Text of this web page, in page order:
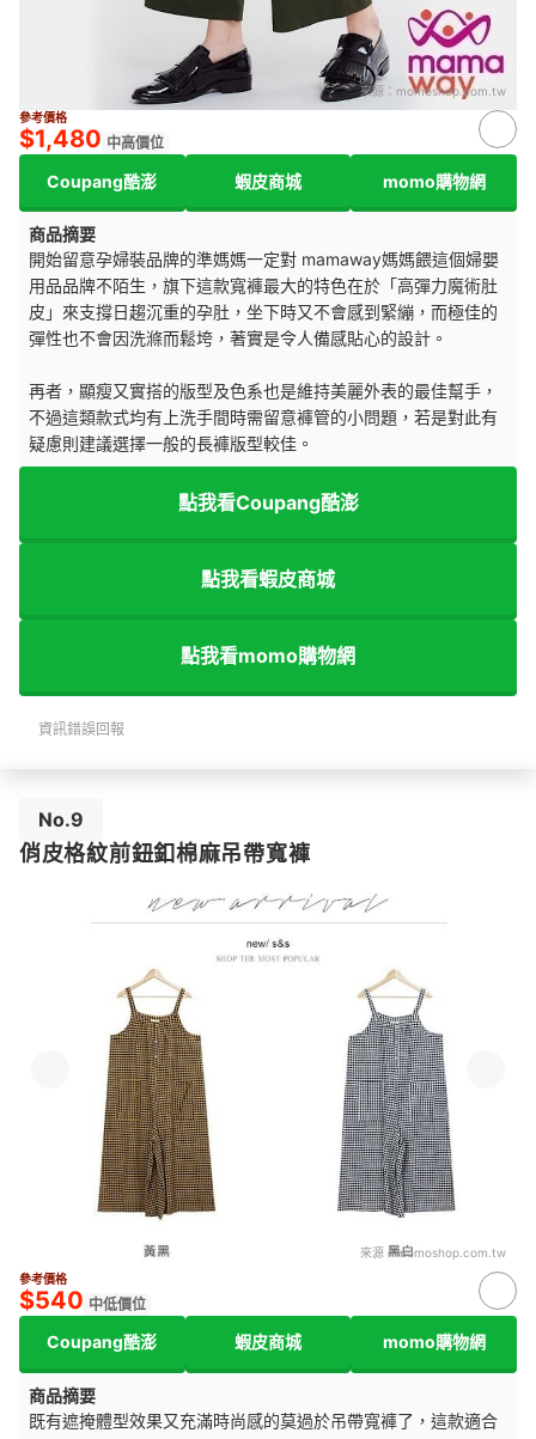
來源： momoshop.com.tw
參考價格
$1,480 中高價位
Coupang酷澎 蝦皮商城 momo購物網
商品摘要
開始留意孕婦裝品牌的準媽媽一定對 mamaway媽媽餵這個婦嬰
用品品牌不陌生，旗下這款寬褲最大的特色在於「高彈力魔術肚
皮」來支撐日趨沉重的孕肚，坐下時又不會感到緊繃，而極佳的
彈性也不會因洗滌而鬆垮，著實是令人備感貼心的設計。
再者，顯瘦又實搭的版型及色系也是維持美麗外表的最佳幫手，
不過這類款式均有上洗手間時需留意褲管的小問題，若是對此有
疑慮則建議選擇一般的長褲版型較佳。
點我看Coupang酷澎
點我看蝦皮商城
點我看momo購物網
資訊錯誤回報
No.9
俏皮格紋前鈕釦棉麻吊帶寬褲
來源：momoshop.com.tw
參考價格
$540 中低價位
Coupang酷澎 蝦皮商城 momo購物網
商品摘要
既有遮掩體型效果又充滿時尚感的莫過於吊帶寬褲了，這款適合